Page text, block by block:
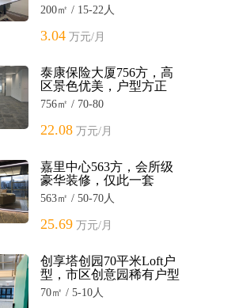
200㎡ / 15-22人
3.04 万元/月
泰康保险大厦756方，高
区景色优美，户型方正
756㎡ / 70-80
22.08 万元/月
嘉里中心563方，会所级
豪华装修，仅此一套
563㎡ / 50-70人
25.69 万元/月
创享塔创园70平米Loft户
型，市区创意园稀有户型
70㎡ / 5-10人